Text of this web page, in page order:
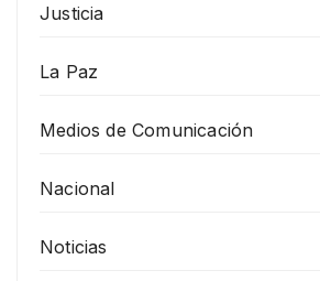
Justicia
La Paz
Medios de Comunicación
Nacional
Noticias